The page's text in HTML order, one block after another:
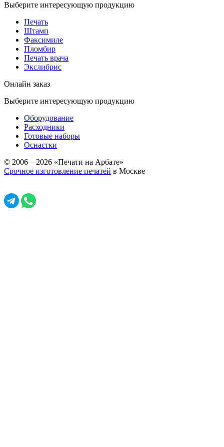
Выберите интересующую продукцию
Печать
Штамп
Факсимиле
Пломбир
Печать врача
Экслибрис
Онлайн заказ
Выберите интересующую продукцию
Оборудование
Расходники
Готовые наборы
Оснастки
© 2006—2026 «Печати на Арбате»
Срочное изготовление печатей в Москве